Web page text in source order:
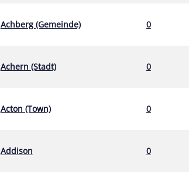
Achberg (Gemeinde) 0
Achern (Stadt) 0
Acton (Town) 0
Addison 0